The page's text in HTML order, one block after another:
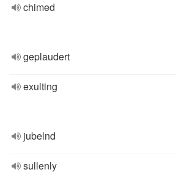
chimed
geplaudert
exulting
jubelnd
sullenly